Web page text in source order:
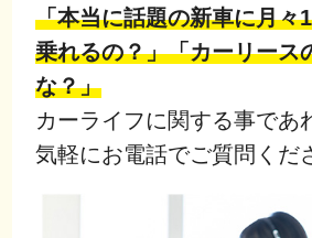
「本当に話題の新車に月々
乗れるの？」「カーリース
な？」
カーライフに関する事であ
気軽にお電話でご質問くだ